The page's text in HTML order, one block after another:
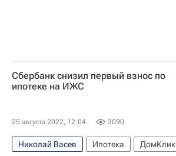
Сбербанк снизил первый взнос по
ипотеке на ИЖС
25 августа 2022, 12:04 3090
Николай Васев Ипотека
ДомКлик